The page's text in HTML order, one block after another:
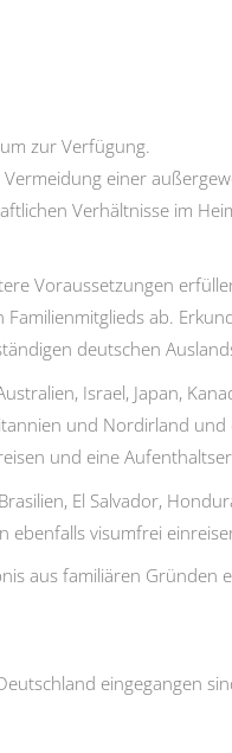
zur Verfügung.
einer
Verhältnisse im
Voraussetzungen
ab.
deutschen
Israel, Japan,
und Nordirland und
und eine
El Salvador,
ebenfalls visumfrei
aus familiären Gründen
eingegangen